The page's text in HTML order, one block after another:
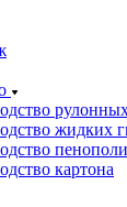
жидких
картона